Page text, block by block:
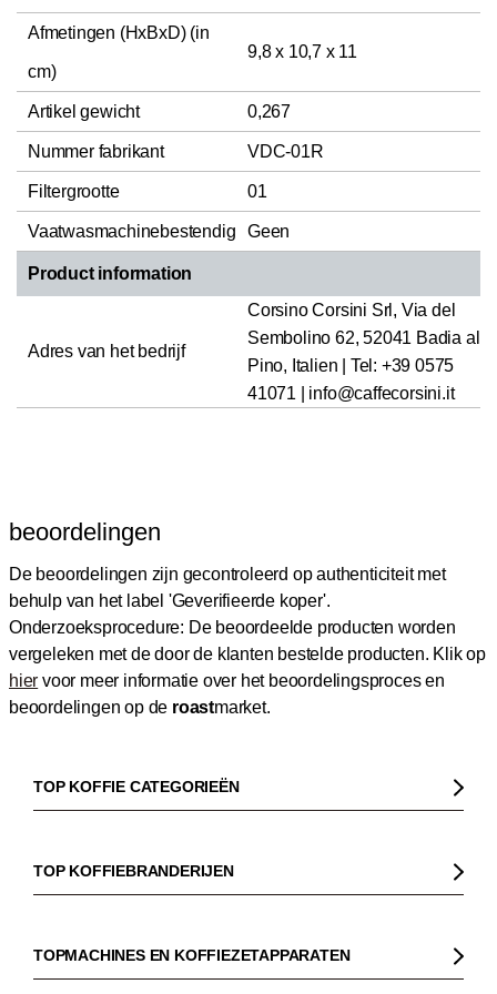
Afmetingen (HxBxD) (in
cm)
9,8 x 10,7 x 11
Artikel gewicht 0,267
Nummer fabrikant VDC-01R
Filtergrootte 01
Vaatwasmachinebestendig Geen
Product information
Adres van het bedrijf
Corsino Corsini Srl, Via del
Sembolino 62, 52041 Badia al
Pino, Italien | Tel: +39 0575
41071 | info@caffecorsini.it
beoordelingen
De beoordelingen zijn gecontroleerd op authenticiteit met
behulp van het label 'Geverifieerde koper'.
Onderzoeksprocedure: De beoordeelde producten worden
vergeleken met de door de klanten bestelde producten. Klik op
hier voor meer informatie over het beoordelingsproces en
beoordelingen op de roastmarket.
TOP KOFFIE CATEGORIEËN
Koffiebonen
Biologische koffie
TOP KOFFIEBRANDERIJEN
Dinzler
Elbgold
TOPMACHINES EN KOFFIEZETAPPARATEN